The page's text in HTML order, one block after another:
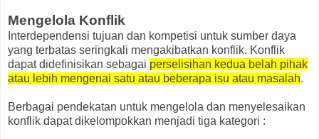
Mengelola Konflik
Interdependensi tujuan dan kompetisi untuk sumber daya
yang terbatas seringkali mengakibatkan konflik. Konflik
dapat didefinisikan sebagai perselisihan kedua belah pihak
atau lebih mengenai satu atau beberapa isu atau masalah.
Berbagai pendekatan untuk mengelola dan menyelesaikan
konflik dapat dikelompokkan menjadi tiga kategori :